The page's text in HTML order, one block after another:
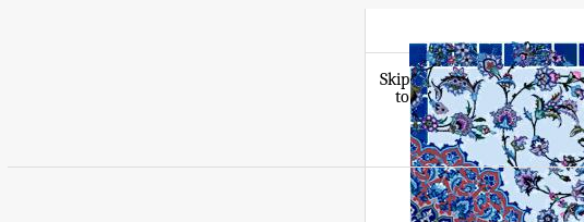
Skip
to